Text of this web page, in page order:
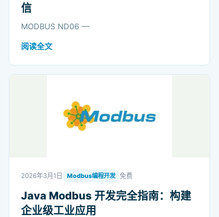
信
MODBUS ND06 —
阅读全文
2026年3月1日 Modbus编程开发 免费
Java Modbus 开发完全指南：构建
企业级工业应用